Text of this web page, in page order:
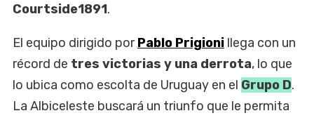
Courtside1891.
El equipo dirigido porPablo Prigioni llega con un
récord de tres victorias y una derrota, lo que
lo ubica como escolta de Uruguay en el Grupo D.
La Albiceleste buscará un triunfo que le permita